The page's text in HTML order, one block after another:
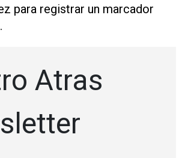
para registrar un marcador